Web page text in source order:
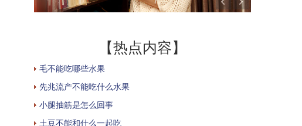
【热点内容】
毛不能吃哪些水果
先兆流产不能吃什么水果
小腿抽筋是怎么回事
土豆不能和什么一起吃